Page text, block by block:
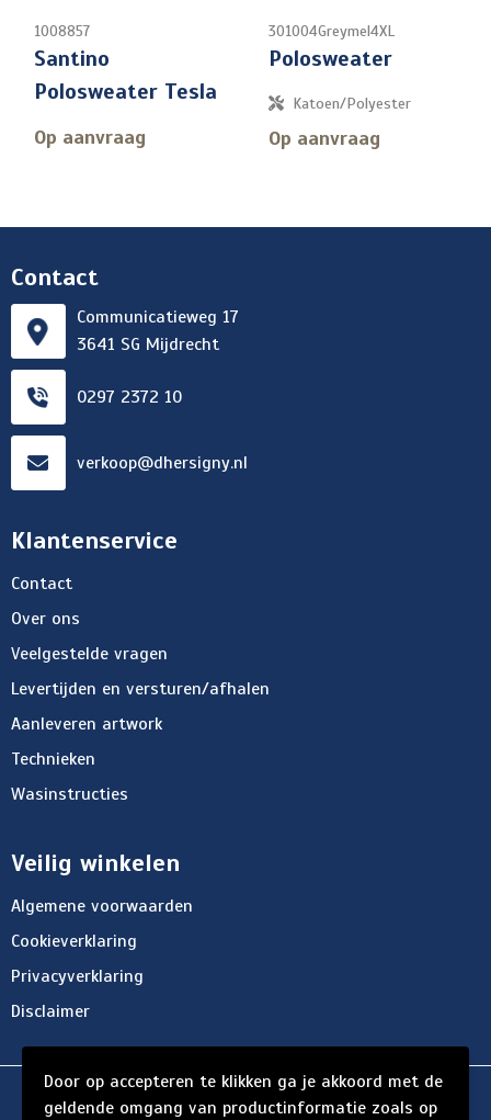
1008857
Santino
Polosweater Tesla
Op aanvraag
301004Greymel4XL
Polosweater
Katoen/Polyester
Op aanvraag
Contact
Communicatieweg 17
3641 SG Mijdrecht
0297 2372 10
verkoop@dhersigny.nl
Klantenservice
Contact
Over ons
Veelgestelde vragen
Levertijden en versturen/afhalen
Aanleveren artwork
Technieken
Wasinstructies
Veilig winkelen
Algemene voorwaarden
Cookieverklaring
Privacyverklaring
Disclaimer
© Copyright d'Hersigny 2024
Door op accepteren te klikken ga je akkoord met de
geldende omgang van productinformatie zoals op